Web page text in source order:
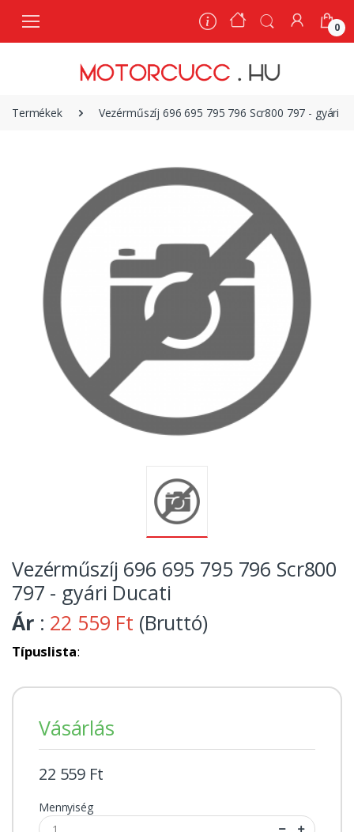
0
Termékek Vezérműszíj 696 695 795 796 Scr800 797 - gyári
Vezérműszíj 696 695 795 796 Scr800
797 - gyári Ducati
Ár : 22 559 Ft (Bruttó)
Típuslista:
Vásárlás
22 559 Ft
Mennyiség
0